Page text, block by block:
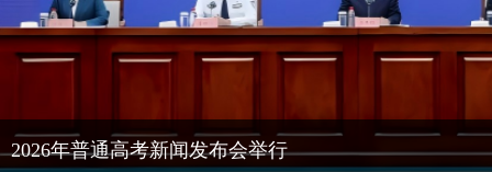
2026年普通高考新闻发布会举行